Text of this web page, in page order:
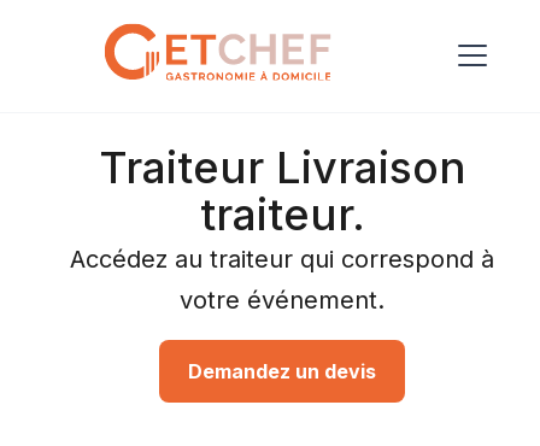
Traiteur Livraison
traiteur.
Accédez au traiteur qui correspond à
votre événement.
Demandez un devis